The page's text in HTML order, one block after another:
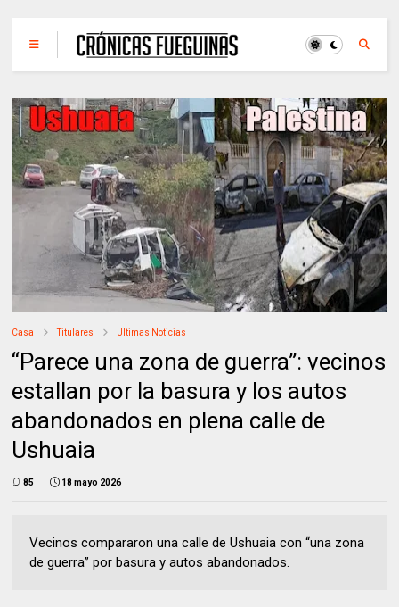
Casa Titulares Ultimas Noticias
“Parece una zona de guerra”: vecinos
estallan por la basura y los autos
abandonados en plena calle de
Ushuaia
85 18 mayo 2026
Vecinos compararon una calle de Ushuaia con “una zona
de guerra” por basura y autos abandonados.